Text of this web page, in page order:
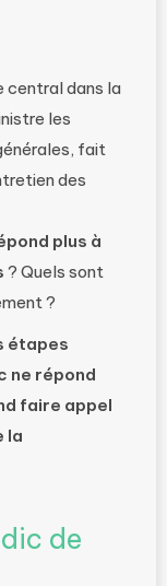
central dans la
les
fait
des
plus à
? Quels sont
?
étapes
ne répond
faire appel
la
de